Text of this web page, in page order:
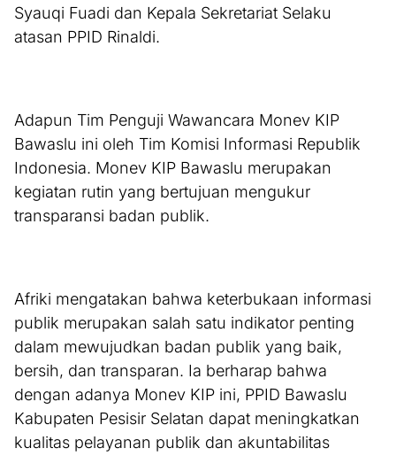
Syauqi Fuadi dan Kepala Sekretariat Selaku
atasan PPID Rinaldi.
Adapun Tim Penguji Wawancara Monev KIP
Bawaslu ini oleh Tim Komisi Informasi Republik
Indonesia. Monev KIP Bawaslu merupakan
kegiatan rutin yang bertujuan mengukur
transparansi badan publik.
Afriki mengatakan bahwa keterbukaan informasi
publik merupakan salah satu indikator penting
dalam mewujudkan badan publik yang baik,
bersih, dan transparan. Ia berharap bahwa
dengan adanya Monev KIP ini, PPID Bawaslu
Kabupaten Pesisir Selatan dapat meningkatkan
kualitas pelayanan publik dan akuntabilitas